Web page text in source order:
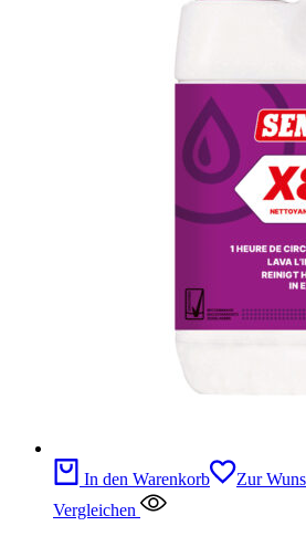
In den Warenkorb
Zur
Vergleichen